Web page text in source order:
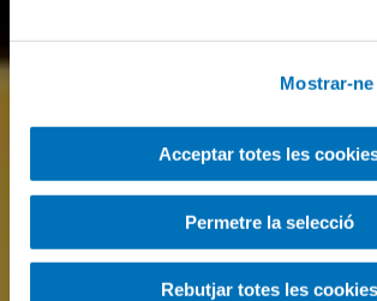
Mostrar-
Acceptar totes les
Permetre la selecció
Rebutjar totes les cookies